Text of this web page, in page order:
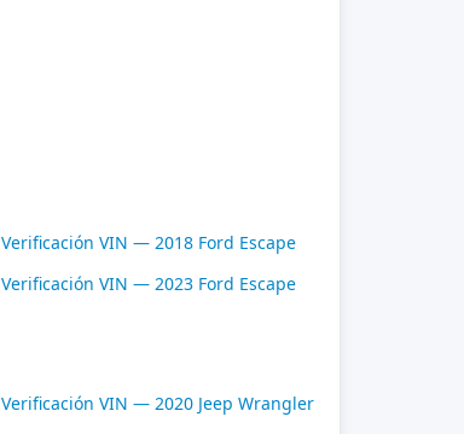
Verificación VIN — 2018 Ford Escape
Verificación VIN — 2023 Ford Escape
Verificación VIN — 2020 Jeep Wrangler